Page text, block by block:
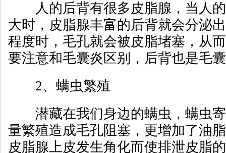
人的后背有很多皮脂腺，当人的
大时，皮脂腺丰富的后背就会分泌
程度时，毛孔就会被皮脂堵塞，从
要注意和毛囊炎区别，后背也是毛
2、螨虫繁殖
潜藏在我们身边的螨虫，螨虫寄
量繁殖造成毛孔阻塞，更增加了油
皮脂腺上皮发生角化而使排泄皮脂